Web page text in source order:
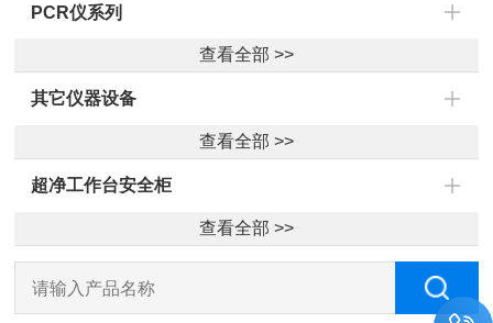
PCR仪系列
查看全部 >>
其它仪器设备
查看全部 >>
超净工作台安全柜
查看全部 >>